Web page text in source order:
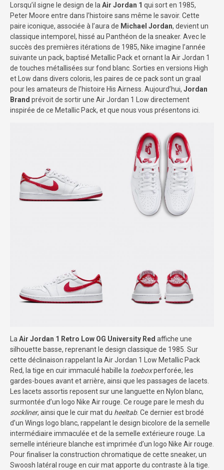
Lorsqu’il signe le design de la Air Jordan 1 qui sort en 1985,
Peter Moore entre dans l’histoire sans même le savoir. Cette
paire iconique, associée à l’aura de Michael Jordan, devient un
classique intemporel, hissé au Panthéon de la sneaker. Avec le
succès des premières itérations de 1985, Nike imagine l’année
suivante un pack, baptisé Metallic Pack et ornant la Air Jordan 1
de touches métallisées sur fond blanc. Sorties en versions High
et Low dans divers coloris, les paires de ce pack sont un graal
pour les amateurs de l’histoire His Airness. Aujourd’hui, Jordan
Brand prévoit de sortir une Air Jordan 1 Low directement
inspirée de ce Metallic Pack, et que nous vous présentons ici.
La Air Jordan 1 Retro Low OG University Red affiche une
silhouette basse, reprenant le design classique de 1985. Sur
cette déclinaison rappelant la Air Jordan 1 Low Metallic Pack
Red, la tige en cuir immaculé habille la toeboxperforée, les
gardes-boues avant et arrière, ainsi que les passages de lacets.
Les lacets assortis reposent sur une languette en Nylon blanc,
surmontée d’un logo Nike Air rouge. Ce rouge pare le mesh du
sockliner, ainsi que le cuir mat du heeltab. Ce dernier est brodé
d’un Wings logo blanc, rappelant le design bicolore de la semelle
intermédiaire immaculée et de la semelle extérieure rouge. La
semelle intérieure blanche est imprimée d’un logo Nike Air rouge.
Pour finaliser la construction chromatique de cette sneaker, un
Swoosh latéral rouge en cuir mat apporte du contraste à la tige.